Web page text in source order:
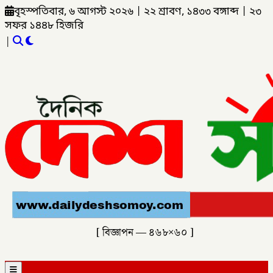
বৃহস্পতিবার, ৬ আগস্ট ২০২৬ ২২ শ্রাবণ, ১৪৩৩ বঙ্গাব্দ
২৩
সফর ১৪৪৮ হিজরি
|
[ বিজ্ঞাপন — ৪৬৮×৬০ ]